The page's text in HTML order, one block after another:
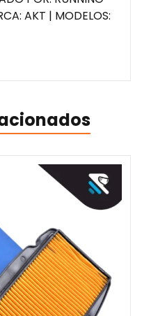
AKT | MODELOS: